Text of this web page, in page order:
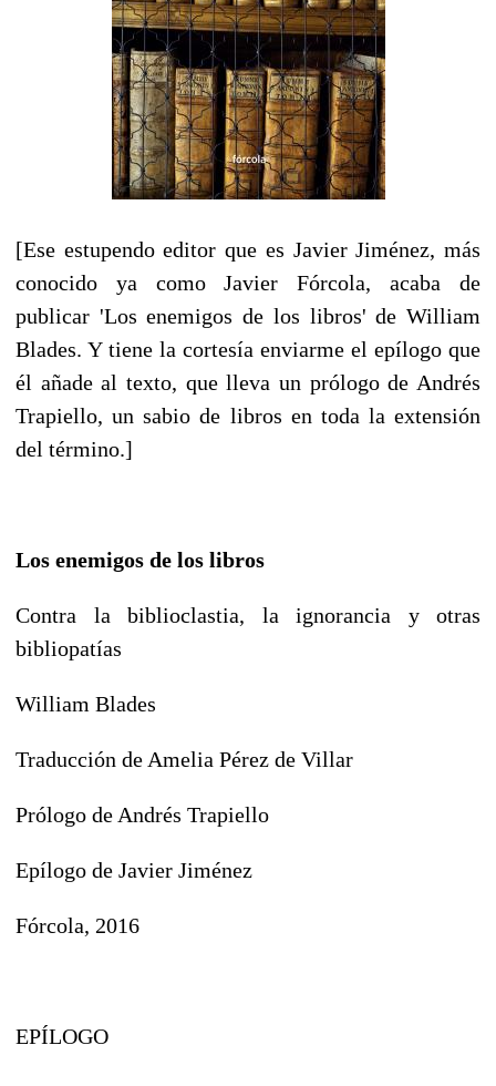
[Ese estupendo editor que es Javier Jiménez, más
conocido ya como Javier Fórcola, acaba de
publicar 'Los enemigos de los libros' de William
Blades. Y tiene la cortesía enviarme el epílogo que
él añade al texto, que lleva un prólogo de Andrés
Trapiello, un sabio de libros en toda la extensión
del término.]
Los enemigos de los libros
Contra la biblioclastia, la ignorancia y otras
bibliopatías
William Blades
Traducción de Amelia Pérez de Villar
Prólogo de Andrés Trapiello
Epílogo de Javier Jiménez
Fórcola, 2016
EPÍLOGO